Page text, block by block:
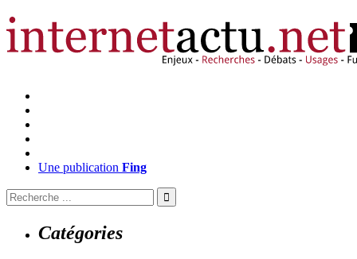
Une publication Fing
Catégories